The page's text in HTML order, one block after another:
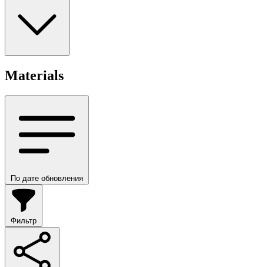
Materials
По дате обновления
Фильтр